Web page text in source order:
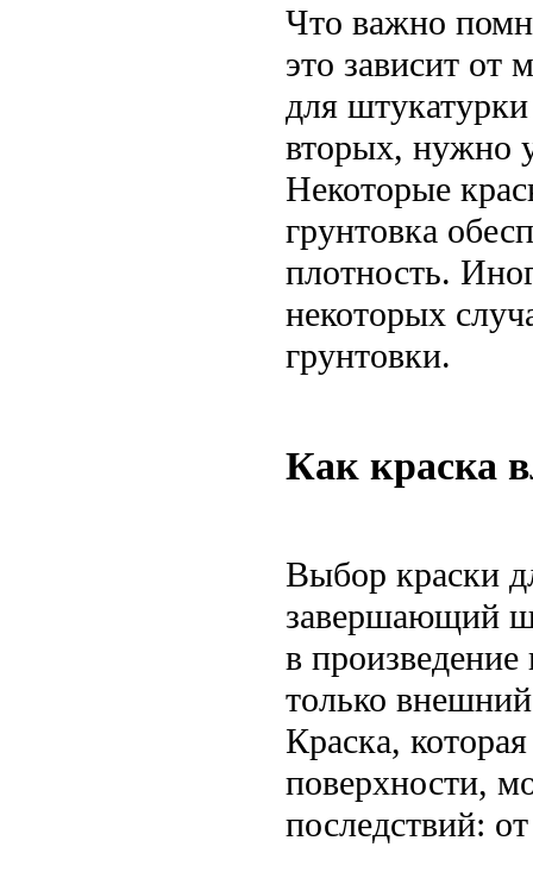
Что важно
это зависит от
для
вторых, нужно
Некоторые
грунтовка
плотность.
некоторых
грунтовки.
Как краска
Выбор краски
завершающий
в произведение
только
Краска,
поверхности,
последствий: